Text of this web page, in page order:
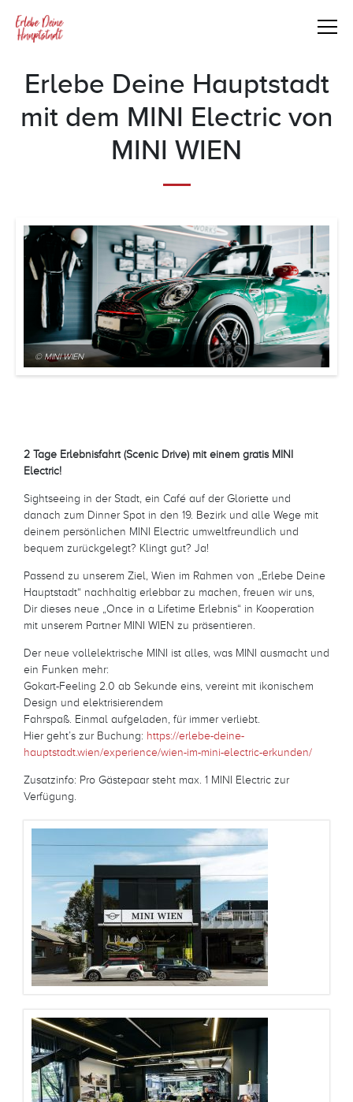
Erlebe Deine Hauptstadt
mit dem MINI Electric von
MINI WIEN
© MINI WIEN
2 Tage Erlebnisfahrt (Scenic Drive) mit einem gratis MINI
Electric!
Sightseeing in der Stadt, ein Café auf der Gloriette und
danach zum Dinner Spot in den 19. Bezirk und alle Wege mit
deinem persönlichen MINI Electric umweltfreundlich und
bequem zurückgelegt? Klingt gut? Ja!
Passend zu unserem Ziel, Wien im Rahmen von „Erlebe Deine
Hauptstadt“ nachhaltig erlebbar zu machen, freuen wir uns,
Dir dieses neue „Once in a Lifetime Erlebnis“ in Kooperation
mit unserem Partner MINI WIEN zu präsentieren.
Der neue vollelektrische MINI ist alles, was MINI ausmacht und
ein Funken mehr:
Gokart-Feeling 2.0 ab Sekunde eins, vereint mit ikonischem
Design und elektrisierendem
Fahrspaß. Einmal aufgeladen, für immer verliebt.
Hier geht’s zur Buchung: https://erlebe-deine-
hauptstadt.wien/experience/wien-im-mini-electric-erkunden/
Zusatzinfo: Pro Gästepaar steht max. 1 MINI Electric zur
Verfügung.